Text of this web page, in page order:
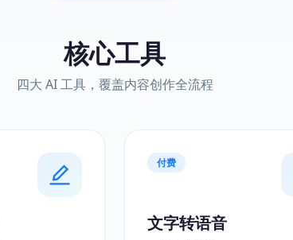
核心工具
四大 AI 工具，覆盖内容创作全流程
付费
文字转语音